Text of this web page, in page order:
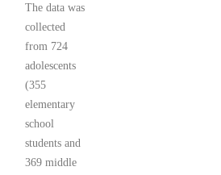
The data was
collected
from 724
adolescents
(355
elementary
school
students and
369 middle